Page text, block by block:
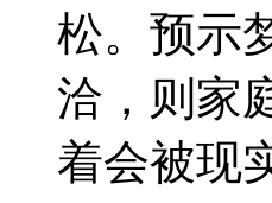
松。预示
洽，则家
着会被现